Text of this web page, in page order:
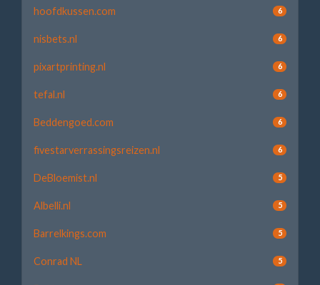
hoofdkussen.com 6
nisbets.nl 6
pixartprinting.nl 6
tefal.nl 6
Beddengoed.com 6
fivestarverrassingsreizen.nl 6
DeBloemist.nl 5
Albelli.nl 5
Barrelkings.com 5
Conrad NL 5